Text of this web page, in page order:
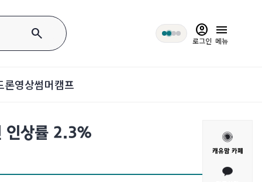
search account_circle
로그인
menu
메뉴
론영상썸머캠프
상률 2.3%
캐유맘 카페